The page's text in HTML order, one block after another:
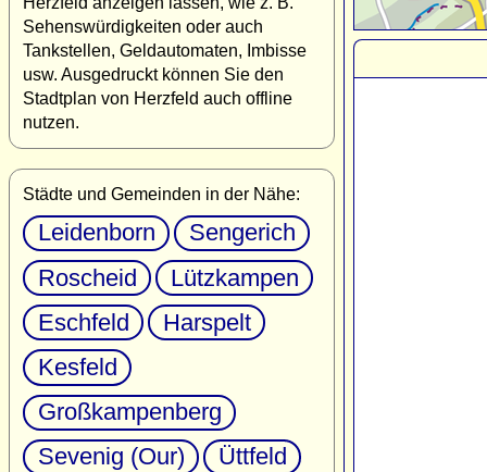
Sehenswürdigkeiten oder auch
Tankstellen, Geldautomaten, Imbisse
usw. Ausgedruckt können Sie den
Stadtplan von Herzfeld auch offline
nutzen.
Städte und Gemeinden in der Nähe:
Leidenborn
Sengerich
Roscheid
Lützkampen
Eschfeld
Harspelt
Kesfeld
Großkampenberg
Sevenig (Our)
Üttfeld